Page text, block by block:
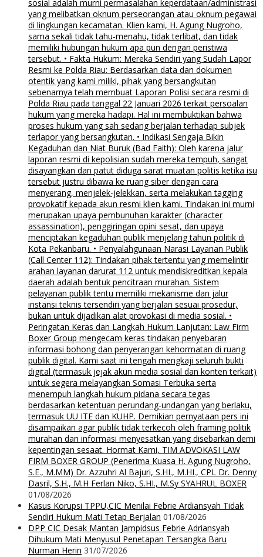
sosial adalah murni permasalahan keperdataan/administrasi
yang melibatkan oknum perseorangan atau oknum pegawai
di lingkungan kecamatan. Klien kami, H. Agung Nugroho,
sama sekali tidak tahu-menahu, tidak terlibat, dan tidak
memiliki hubungan hukum apa pun dengan peristiwa
tersebut. • Fakta Hukum: Mereka Sendiri yang Sudah Lapor
Resmi ke Polda Riau: Berdasarkan data dan dokumen
otentik yang kami miliki, pihak yang bersangkutan
sebenarnya telah membuat Laporan Polisi secara resmi di
Polda Riau pada tanggal 22 Januari 2026 terkait persoalan
hukum yang mereka hadapi. Hal ini membuktikan bahwa
proses hukum yang sah sedang berjalan terhadap subjek
terlapor yang bersangkutan. • Indikasi Sengaja Bikin
Kegaduhan dan Niat Buruk (Bad Faith): Oleh karena jalur
laporan resmi di kepolisian sudah mereka tempuh, sangat
disayangkan dan patut diduga sarat muatan politis ketika isu
tersebut justru dibawa ke ruang siber dengan cara
menyerang, menjelek-jelekkan, serta melakukan tagging
provokatif kepada akun resmi klien kami. Tindakan ini murni
merupakan upaya pembunuhan karakter (character
assassination), penggiringan opini sesat, dan upaya
menciptakan kegaduhan publik menjelang tahun politik di
Kota Pekanbaru. • Penyalahgunaan Narasi Layanan Publik
(Call Center 112): Tindakan pihak tertentu yang memelintir
arahan layanan darurat 112 untuk mendiskreditkan kepala
daerah adalah bentuk pencitraan murahan. Sistem
pelayanan publik tentu memiliki mekanisme dan jalur
instansi teknis tersendiri yang berjalan sesuai prosedur,
bukan untuk dijadikan alat provokasi di media sosial. •
Peringatan Keras dan Langkah Hukum Lanjutan: Law Firm
Boxer Group mengecam keras tindakan penyebaran
informasi bohong dan penyerangan kehormatan di ruang
publik digital. Kami saat ini tengah mengkaji seluruh bukti
digital (termasuk jejak akun media sosial dan konten terkait)
untuk segera melayangkan Somasi Terbuka serta
menempuh langkah hukum pidana secara tegas
berdasarkan ketentuan perundang-undangan yang berlaku,
termasuk UU ITE dan KUHP. Demikian pernyataan pers ini
disampaikan agar publik tidak terkecoh oleh framing politik
murahan dan informasi menyesatkan yang disebarkan demi
kepentingan sesaat. Hormat Kami, TIM ADVOKASI LAW
FIRM BOXER GROUP (Penerima Kuasa H. Agung Nugroho,
S.E., M.MM) Dr. Azzuhri Al Bajuri, S.HI., M.HI., CPL Dr. Denny
Dasril, S.H., M.H Ferlan Niko, S.HI., M.Sy SYAHRUL BOXER
01/08/2026
Kasus Korupsi TPPU,CIC Menilai Febrie Ardiansyah Tidak
Sendiri Hukum Mati Tetap Berjalan 01/08/2026
DPP CIC Desak Mantan Jampidsus Febrie Adriansyah
Dihukum Mati Menyusul Penetapan Tersangka Baru
Nurman Herin 31/07/2026